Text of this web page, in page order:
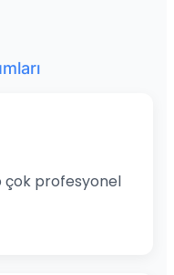
çok profesyonel